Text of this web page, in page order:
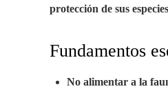
protección de sus
Fundamentos
No alimentar a la